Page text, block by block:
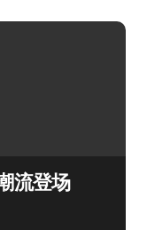
流登场